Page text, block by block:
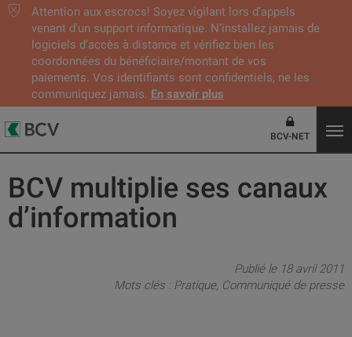
Attention aux escrocs! Soyez vigilant lors d’appels
venant d'un support informatique. N’installez jamais de
logiciels d’accès à distance et vérifiez bien les
coordonnées du bénéficiaire/montant de vos
paiements. Vos identifiants sont confidentiels, ne les
communiquez jamais. En savoir plus
BCV-NET
BCV multiplie ses canaux
d’information
Publié le 18 avril 2011
Mots clés : Pratique Communiqué de presse